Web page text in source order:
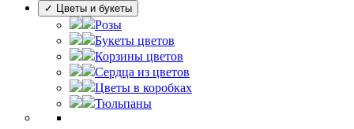
✓ Цветы и букеты
Розы
Букеты цветов
Корзины цветов
Сердца из цветов
Цветы в коробках
Тюльпаны